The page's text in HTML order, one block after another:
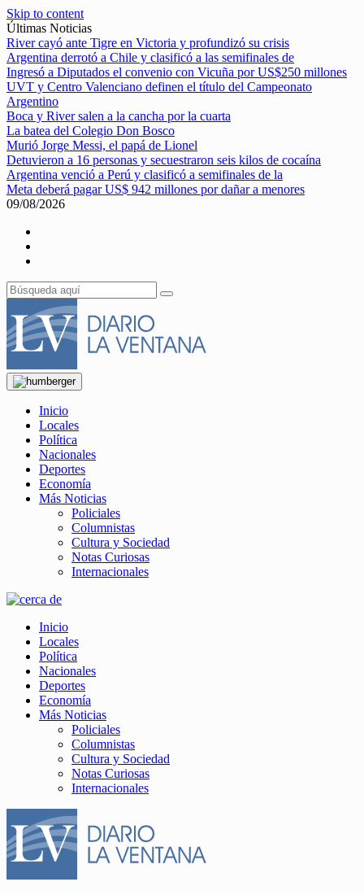
Skip to content
Últimas Noticias
River cayó ante Tigre en Victoria y profundizó su crisis
Argentina derrotó a Chile y clasificó a las semifinales de
Ingresó a Diputados el convenio con Vicuña por US$250 millones
UVT y Centro Valenciano definen el título del Campeonato
Argentino
Boca y River salen a la cancha por la cuarta
La batea del Colegio Don Bosco
Murió Jorge Messi, el papá de Lionel
Detuvieron a 16 personas y secuestraron seis kilos de cocaína
Argentina venció a Perú y clasificó a semifinales de la
Meta deberá pagar US$ 942 millones por dañar a menores
09/08/2026
Inicio
Locales
Política
Nacionales
Deportes
Economía
Más Noticias
Policiales
Columnistas
Cultura y Sociedad
Notas Curiosas
Internacionales
Inicio
Locales
Política
Nacionales
Deportes
Economía
Más Noticias
Policiales
Columnistas
Cultura y Sociedad
Notas Curiosas
Internacionales